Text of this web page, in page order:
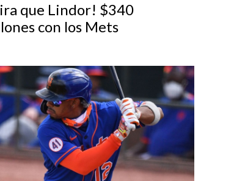
que Lindor! $340
con los Mets